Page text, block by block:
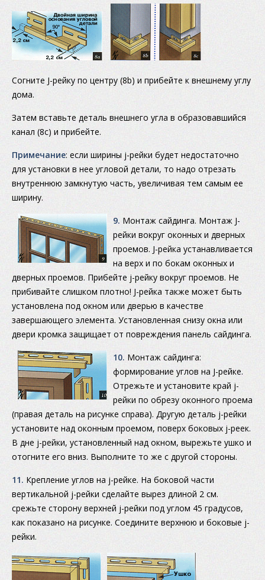
Согните J-рейку по центру (8b) и прибейте к внешнему углу
дома.
Затем вставьте деталь внешнего угла в образовавшийся
канал (8с) и прибейте.
Примечание: если ширины j-рейки будет недостаточно
для установки в нее угловой детали, то надо отрезать
внутреннюю замкнутую часть, увеличивая тем самым ее
ширину.
9. Монтаж сайдинга. Монтаж J-
рейки вокруг оконных и дверных
проемов. J-рейка устанавливается
на верх и по бокам оконных и
дверных проемов. Прибейте j-рейку вокруг проемов. Не
прибивайте слишком плотно! J-рейка также может быть
установлена под окном или дверью в качестве
завершающего элемента. Установленная снизу окна или
двери кромка защищает от повреждения панель сайдинга.
10. Монтаж сайдинга:
формирование углов на J-рейке.
Отрежьте и установите край j-
рейки по обрезу оконного проема
(правая деталь на рисунке справа). Другую деталь j-рейки
установите над оконным проемом, поверх боковых j-реек.
В дне j-рейки, установленный над окном, вырежьте ушко и
отогните его вниз. Выполните то же с другой стороны.
11. Крепление углов на j-рейке. На боковой части
вертикальной j-рейки сделайте вырез длиной 2 см.
срежьте сторону верхней j-рейки под углом 45 градусов,
как показано на рисунке. Соедините верхнюю и боковые j-
рейки.